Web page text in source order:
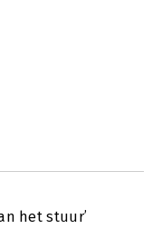
het stuur’